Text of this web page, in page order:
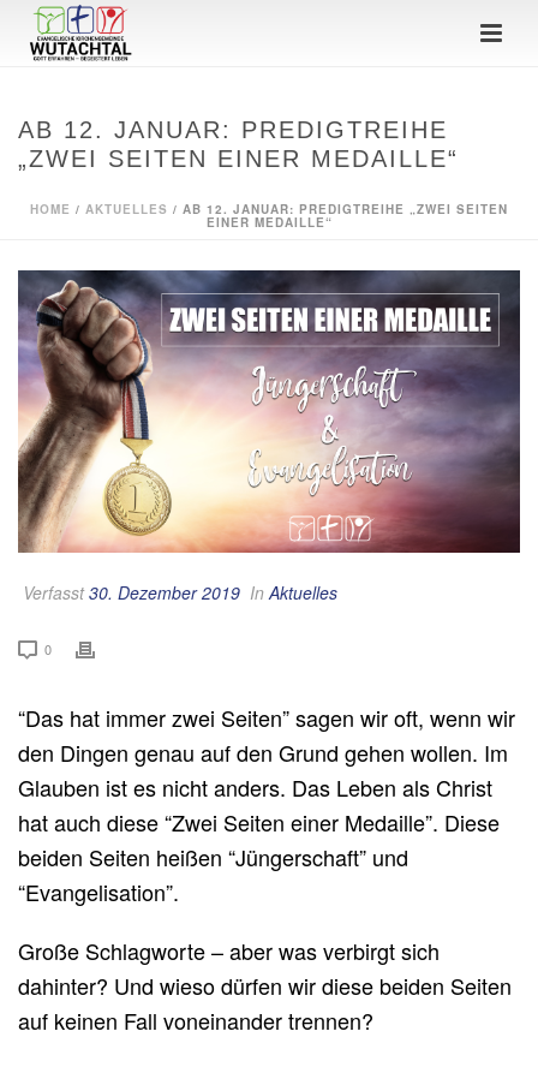
AB 12. JANUAR: PREDIGTREIHE
„ZWEI SEITEN EINER MEDAILLE“
HOME / AKTUELLES / AB 12. JANUAR: PREDIGTREIHE „ZWEI SEITEN
EINER MEDAILLE“
Verfasst30. Dezember 2019 InAktuelles
0
“Das hat immer zwei Seiten” sagen wir oft, wenn wir
den Dingen genau auf den Grund gehen wollen. Im
Glauben ist es nicht anders. Das Leben als Christ
hat auch diese “Zwei Seiten einer Medaille”. Diese
beiden Seiten heißen “Jüngerschaft” und
“Evangelisation”.
Große Schlagworte – aber was verbirgt sich
dahinter? Und wieso dürfen wir diese beiden Seiten
auf keinen Fall voneinander trennen?